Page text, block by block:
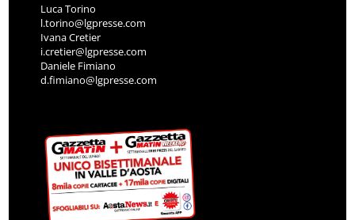
Luca Torino
l.torino@lgpresse.com
Ivana Cretier
i.cretier@lgpresse.com
Daniele Fimiano
d.fimiano@lgpresse.com